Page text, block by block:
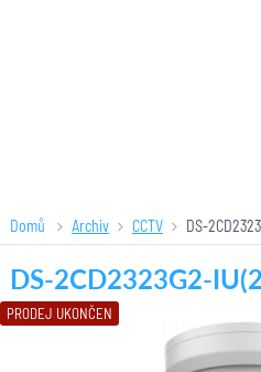
Domů Archiv CCTV DS-
PRODEJ UKONČEN
DS-2CD2323G2-